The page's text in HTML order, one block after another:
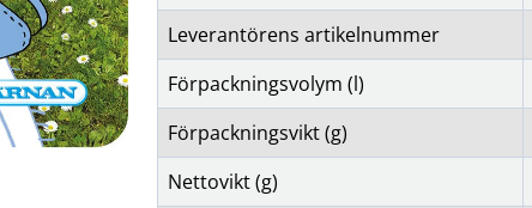
drönare
filter
follow-focus
Se fler...
Leverantörens artikelnummer
Förpackningsvolym (l)
Förpackningsvikt (g)
Nettovikt (g)